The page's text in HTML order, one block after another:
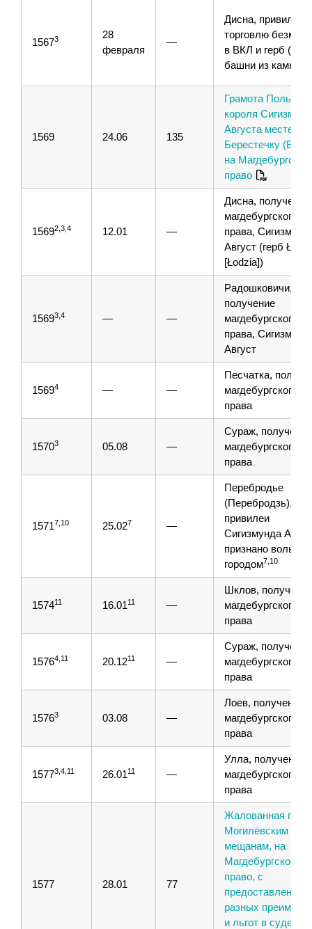
15673
28
февраля
—
Дисна, привилей
торговлю
в ВКЛ и герб (три
башни из камня)
1569 24.06 135
Грамота
короля
Августа местечку
Берестечку
на Магдебургское
право
15692,3,4 12.01 —
Дисна, получение
магдебургского
права, Сигизмунд
Август (герб Łódź
[Łodzia])
15693,4 — —
Радошковичи,
получение
магдебургского
права, Сигизмунд
Август
15694 — —
Песчатка,
магдебургского
права
15703 05.08 —
Сураж, получение
магдебургского
права
15717,10 25.027 —
Перебродье
(Перебродзь), по
привилеи
Сигизмунда
признано
городом7,10
157411 16.0111 —
Шклов, получение
магдебургского
права
15764,11 20.1211 —
Сураж, получение
магдебургского
права
15763 03.08 —
Лоев, получение
магдебургского
права
15773,4,11 26.0111 —
Улла, получение
магдебургского
права
1577 28.01 77
Жалованная
Могилёвским
мещанам, на
Магдебургское
право, с
разных
и льгот в